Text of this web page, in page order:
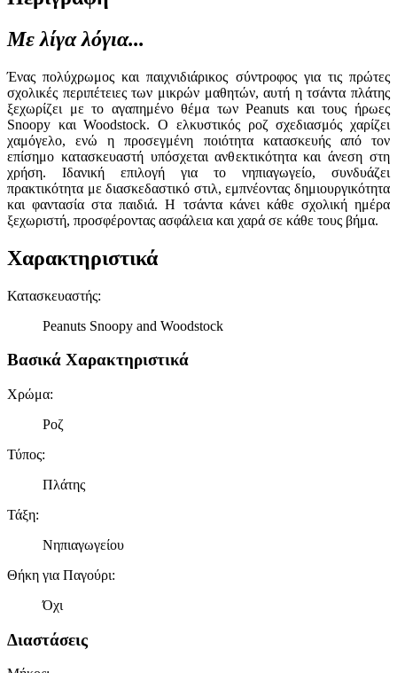
Με λίγα λόγια...
Ένας πολύχρωμος και παιχνιδιάρικος σύντροφος για τις πρώτες
σχολικές περιπέτειες των μικρών μαθητών, αυτή η τσάντα πλάτης
ξεχωρίζει με το αγαπημένο θέμα των Peanuts και τους ήρωες
Snoopy και Woodstock. Ο ελκυστικός ροζ σχεδιασμός χαρίζει
χαμόγελο, ενώ η προσεγμένη ποιότητα κατασκευής από τον
επίσημο κατασκευαστή υπόσχεται ανθεκτικότητα και άνεση στη
χρήση. Ιδανική επιλογή για το νηπιαγωγείο, συνδυάζει
πρακτικότητα με διασκεδαστικό στιλ, εμπνέοντας δημιουργικότητα
και φαντασία στα παιδιά. Η τσάντα κάνει κάθε σχολική ημέρα
ξεχωριστή, προσφέροντας ασφάλεια και χαρά σε κάθε τους βήμα.
Χαρακτηριστικά
Κατασκευαστής:
Peanuts Snoopy and Woodstock
Βασικά Χαρακτηριστικά
Χρώμα:
Ροζ
Τύπος:
Πλάτης
Τάξη:
Νηπιαγωγείου
Θήκη για Παγούρι:
Όχι
Διαστάσεις